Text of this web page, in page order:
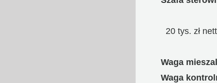
20 tys. zł
Waga
Waga